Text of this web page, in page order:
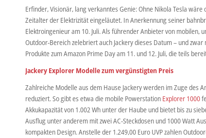
Erfinder, Visionär, lang verkanntes Genie: Ohne Nikola Tesla
Zeitalter der Elektrizität eingeläutet. In Anerkennung seiner
Elektroingenieur am 10. Juli. Als führender Anbieter von mobilen,
Outdoor-Bereich zelebriert auch Jackery dieses Datum – und
Produkte zum Amazon Prime Day am 11. und 12. Juli, die teils
Jackery Explorer Modelle zum vergünstigten Preis
Zahlreiche Modelle aus dem Hause Jackery werden im Zuge des
reduziert. So gibt es etwa die mobile Powerstation Explorer 1000
Akkukapazität von 1.002 Wh unter der Haube und bietet bis zu
Ausflug unter anderem mit zwei AC-Steckdosen und 1000 Watt
kompakten Design. Anstelle der 1.249,00 Euro UVP zahlen